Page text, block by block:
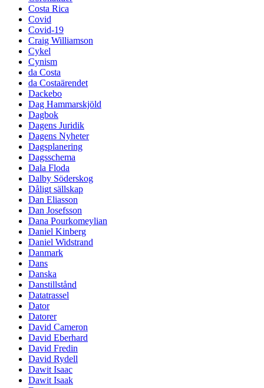
Costa Rica
Covid
Covid-19
Craig Williamson
Cykel
Cynism
da Costa
da Costaärendet
Dackebo
Dag Hammarskjöld
Dagbok
Dagens Juridik
Dagens Nyheter
Dagsplanering
Dagsschema
Dala Floda
Dalby Söderskog
Dåligt sällskap
Dan Eliasson
Dan Josefsson
Dana Pourkomeylian
Daniel Kinberg
Daniel Widstrand
Danmark
Dans
Danska
Danstillstånd
Datatrassel
Dator
Datorer
David Cameron
David Eberhard
David Fredin
David Rydell
Dawit Isaac
Dawit Isaak